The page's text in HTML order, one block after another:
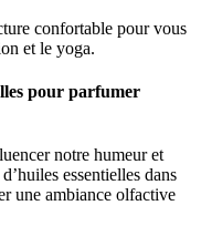
confortable pour vous
et le yoga.
pour parfumer
notre humeur et
essentielles dans
une ambiance olfactive